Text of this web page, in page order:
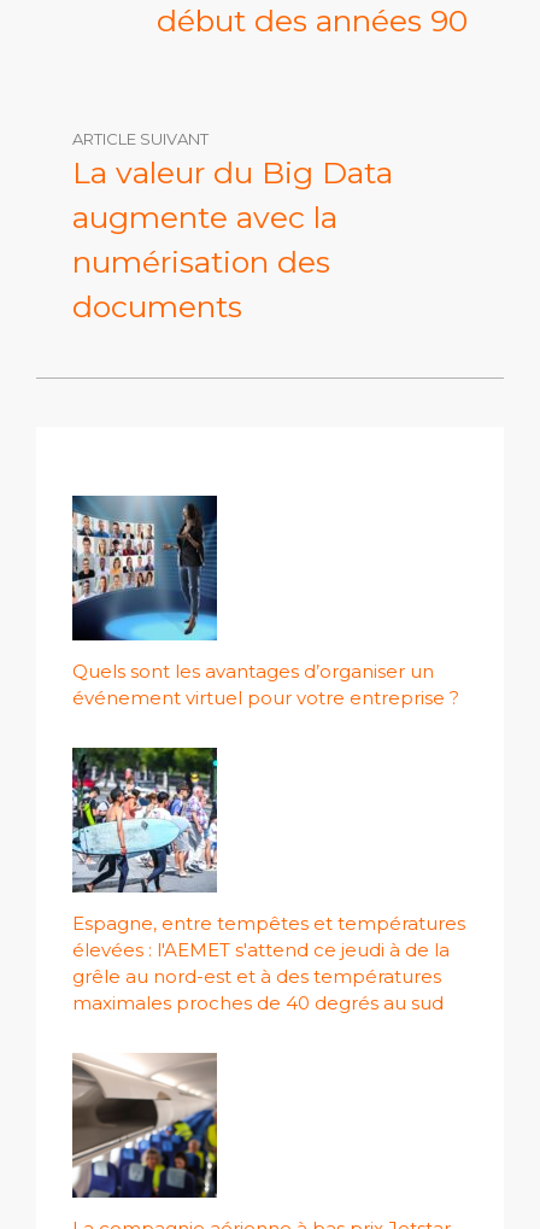
début des années 90
ARTICLE SUIVANT
La valeur du Big Data
augmente avec la
numérisation des
documents
Quels sont les avantages d’organiser un
événement virtuel pour votre entreprise ?
Espagne, entre tempêtes et températures
élevées : l'AEMET s'attend ce jeudi à de la
grêle au nord-est et à des températures
maximales proches de 40 degrés au sud